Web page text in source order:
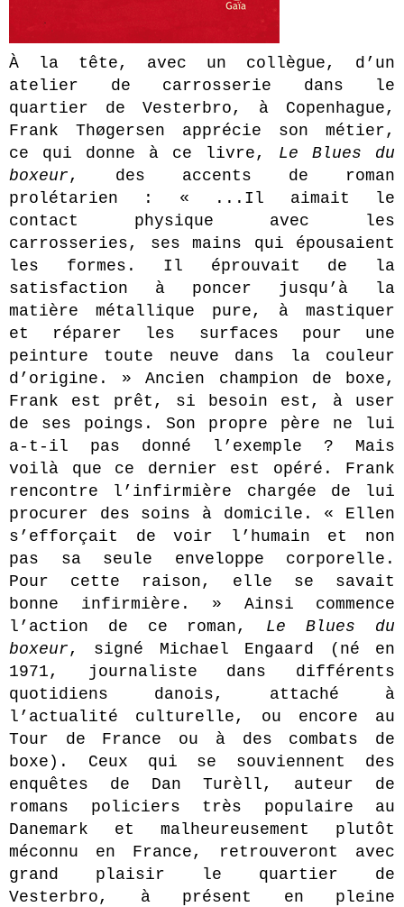
À la tête, avec un collègue, d’un
atelier de carrosserie dans le
quartier de Vesterbro, à Copenhague,
Frank Thøgersen apprécie son métier,
ce qui donne à ce livre, Le Blues du
boxeur, des accents de roman
prolétarien : « ...Il aimait le
contact physique avec les
carrosseries, ses mains qui épousaient
les formes. Il éprouvait de la
satisfaction à poncer jusqu’à la
matière métallique pure, à mastiquer
et réparer les surfaces pour une
peinture toute neuve dans la couleur
d’origine. » Ancien champion de boxe,
Frank est prêt, si besoin est, à user
de ses poings. Son propre père ne lui
a-t-il pas donné l’exemple ? Mais
voilà que ce dernier est opéré. Frank
rencontre l’infirmière chargée de lui
procurer des soins à domicile. « Ellen
s’efforçait de voir l’humain et non
pas sa seule enveloppe corporelle.
Pour cette raison, elle se savait
bonne infirmière. » Ainsi commence
l’action de ce roman, Le Blues du
boxeur, signé Michael Engaard (né en
1971, journaliste dans différents
quotidiens danois, attaché à
l’actualité culturelle, ou encore au
Tour de France ou à des combats de
boxe). Ceux qui se souviennent des
enquêtes de Dan Turèll, auteur de
romans policiers très populaire au
Danemark et malheureusement plutôt
méconnu en France, retrouveront avec
grand plaisir le quartier de
Vesterbro, à présent en pleine